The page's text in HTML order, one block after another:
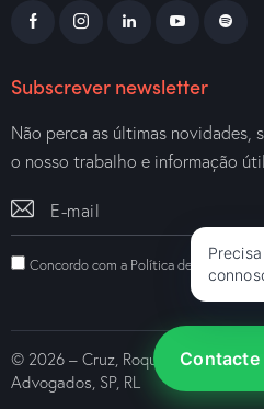
Subscrever newsletter
Não perca as últimas novidades,
o nosso trabalho e informação
Concordo com a Política de Privacidade
© 2026 – Cruz, Roque, Semião e
Advogados, SP, RL
Contacte